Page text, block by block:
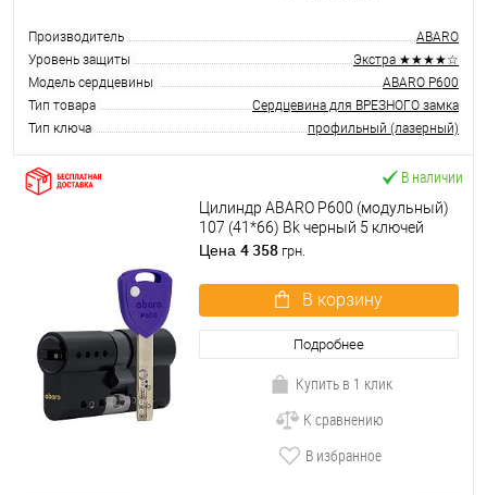
Производитель
ABARO
Уровень защиты
Экстра ★★★★☆
Модель сердцевины
ABARO P600
Тип товара
Сердцевина для ВРЕЗНОГО замка
Тип ключа
профильный (лазерный)
В наличии
Цилиндр ABARO P600 (модульный)
107 (41*66) Bk черный 5 ключей
Цена 4 358 грн.
В корзину
Подробнее
Купить в 1 клик
К сравнению
В избранное